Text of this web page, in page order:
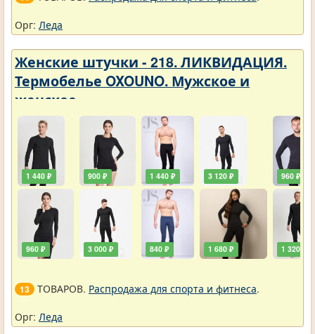
Орг: Леда
Женские штучки - 218. ЛИКВИДАЦИЯ.
Термобелье OXOUNO. Мужское и
женское
1 440 ₽
960 ₽
900 ₽
3 000 ₽
1 440 ₽
840 ₽
3 120 ₽
1 680 ₽
960 ₽
1 320 ₽
13 ТОВАРОВ. Распродажа для спорта и фитнеса.
Орг: Леда